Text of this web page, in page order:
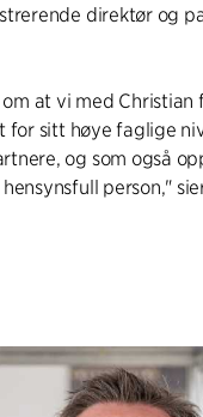
direktør og
at vi med Christian
for sitt høye faglige
og som også
person,"